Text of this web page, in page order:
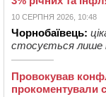
10 СЕРПНЯ 2026, 10:48
Чорнобаївець:
стосується лише
Провокував
прокоментували